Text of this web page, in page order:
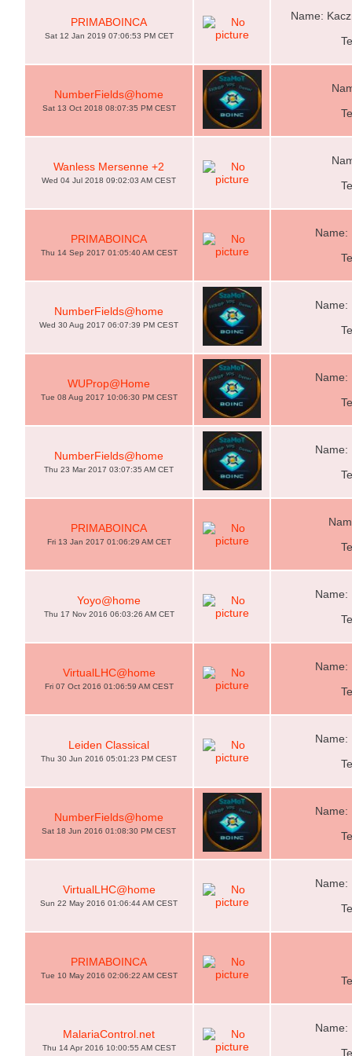
PRIMABOINCA
Sat 12 Jan 2019 07:06:53 PM CET
Name:
NumberFields@home
Sat 13 Oct 2018 08:07:35 PM CEST
Wanless Mersenne +2
Wed 04 Jul 2018 09:02:03 AM CEST
PRIMABOINCA
Thu 14 Sep 2017 01:05:40 AM CEST
Name:
NumberFields@home
Wed 30 Aug 2017 06:07:39 PM CEST
Name:
WUProp@Home
Tue 08 Aug 2017 10:06:30 PM CEST
Name:
NumberFields@home
Thu 23 Mar 2017 03:07:35 AM CET
Name:
PRIMABOINCA
Fri 13 Jan 2017 01:06:29 AM CET
Yoyo@home
Thu 17 Nov 2016 06:03:26 AM CET
Name:
VirtualLHC@home
Fri 07 Oct 2016 01:06:59 AM CEST
Name:
Leiden Classical
Thu 30 Jun 2016 05:01:23 PM CEST
Name:
NumberFields@home
Sat 18 Jun 2016 01:08:30 PM CEST
Name:
VirtualLHC@home
Sun 22 May 2016 01:06:44 AM CEST
Name:
PRIMABOINCA
Tue 10 May 2016 02:06:22 AM CEST
MalariaControl.net
Thu 14 Apr 2016 10:00:55 AM CEST
Name: